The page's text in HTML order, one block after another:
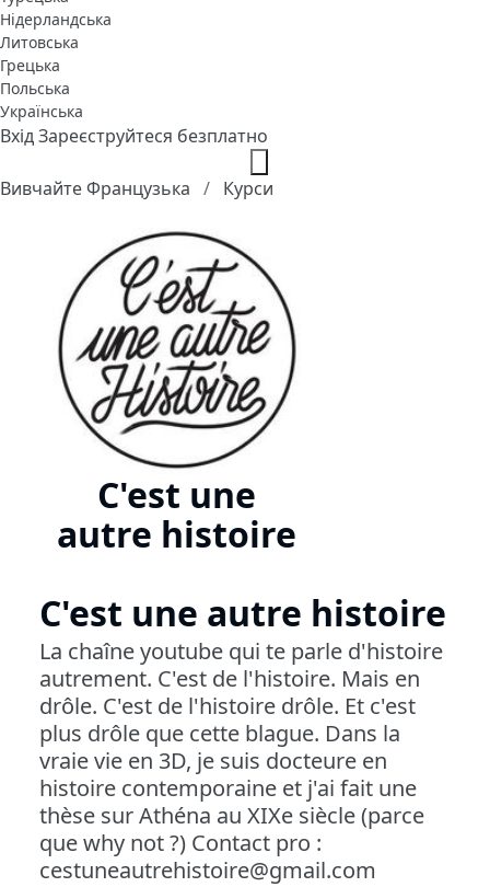
Нідерландська
Литовська
Грецька
Польська
Українська
ВхідЗареєструйтеся безплатно
Вивчайте Французька Курси
C'est une
autre histoire
C'est une autre histoire
La chaîne youtube qui te parle d'histoire
autrement. C'est de l'histoire. Mais en
drôle. C'est de l'histoire drôle. Et c'est
plus drôle que cette blague. Dans la
vraie vie en 3D, je suis docteure en
histoire contemporaine et j'ai fait une
thèse sur Athéna au XIXe siècle (parce
que why not ?) Contact pro :
cestuneautrehistoire@gmail.com